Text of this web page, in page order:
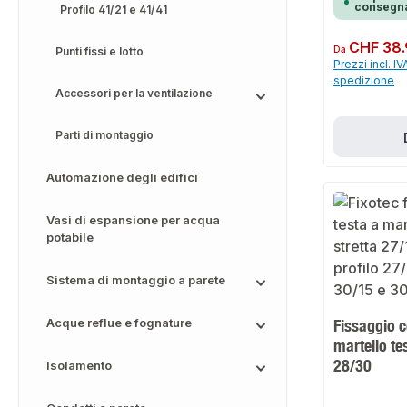
Profilo 41/21 e 41/41
Punti fissi e lotto
Accessori per la ventilazione
Parti di montaggio
Automazione degli edifici
Vasi di espansione per acqua
potabile
Sistema di montaggio a parete
Acque reflue e fognature
Isolamento
einsetzbar und
ertiges,
erhöhten
optimalen
Stahl,
Größen: 27/18,
unserem
passende
Produkte für
27/18Länge: 2
mmMaterial:
seit über 20
Profiqualität -
persönlichen
Prezzo normale:
Da CHF
Prezzi incl.
spedizione
Fissaggio
martello
28/30